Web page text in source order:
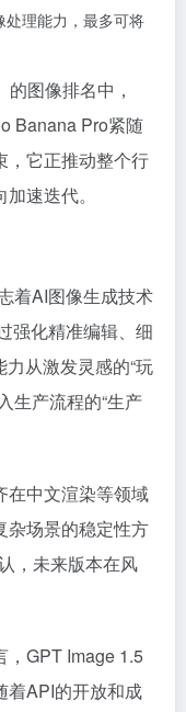
处理能力，最多可将
图像排名中，
Banana Pro紧随
，它正推动整个行
速迭代。
着AI图像生成技术
强化精准编辑、细
从激发灵感的“玩
生产流程的“生产
在中文渲染等领域
杂场景的稳定性方
，未来版本在风
，GPT Image 1.5
着API的开放和成